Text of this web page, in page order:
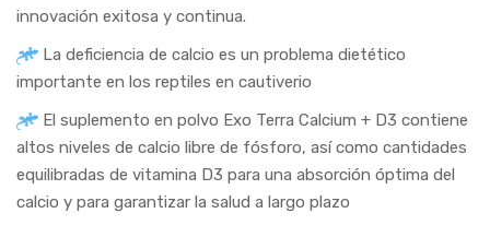
innovación exitosa y continua.
La deficiencia de calcio es un problema dietético
importante en los reptiles en cautiverio
El suplemento en polvo Exo Terra Calcium + D3 contiene
altos niveles de calcio libre de fósforo, así como cantidades
equilibradas de vitamina D3 para una absorción óptima del
calcio y para garantizar la salud a largo plazo